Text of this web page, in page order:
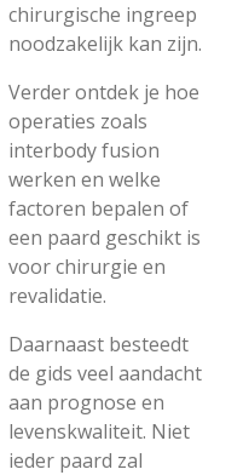
chirurgische ingreep
noodzakelijk kan zijn.
Verder ontdek je hoe
operaties zoals
interbody fusion
werken en welke
factoren bepalen of
een paard geschikt is
voor chirurgie en
revalidatie.
Daarnaast besteedt
de gids veel aandacht
aan prognose en
levenskwaliteit. Niet
ieder paard zal